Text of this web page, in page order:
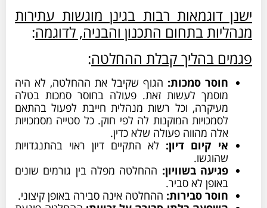
דוגמאות רבות בגינן מוגשות עתירות
בתחום התכנון והבניה, לדוגמה:
בהליך קבלת ההחלטה:
חוסר סמכות:הגוף שקיבל את ההחלטה, לא היה
מוסמך לעשות זאת. פעולה בחוסר סמכות בטלה
מעיקרה, וכל רשות מנהלית חייבת לפעול בהתאם
לסמכויות המוקנות לה לפי חוק. כל סטייה מסמכויות
אלה מהווה פעולה שלא כדין.
אי קיום דיון:לא התקיים דיון ראוי בהתנגדויות
בשוויון:ההחלטה מפלה בין גורמים שונים
באופן לא סביר.
חוסר סבירות:ההחלטה אינה סבירה באופן קיצוני.